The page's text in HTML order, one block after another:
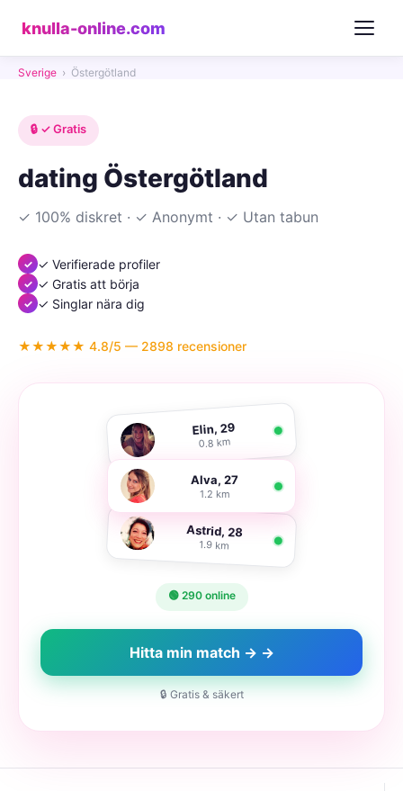
knulla-online.com
Sverige › Östergötland
🔒 ✓ Gratis
dating Östergötland
✓ 100% diskret · ✓ Anonymt · ✓ Utan tabun
✓ Verifierade profiler
✓ Gratis att börja
✓ Singlar nära dig
★★★★★ 4.8/5 — 2898 recensioner
Elin, 29
0.8 km
Alva, 27
1.2 km
Astrid, 28
1.9 km
🟢 290 online
Hitta min match → →
🔒 Gratis & säkert